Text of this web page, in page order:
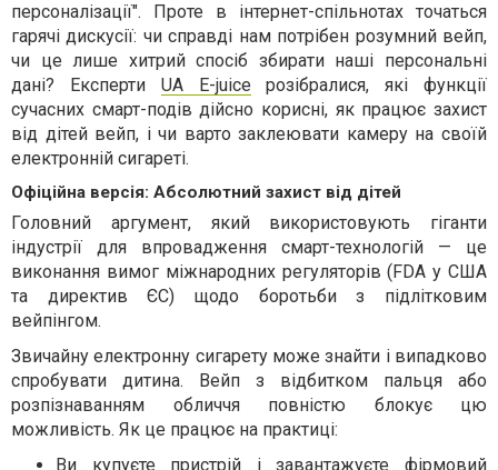
персоналізації". Проте в інтернет-спільнотах точаться
гарячі дискусії: чи справді нам потрібен розумний вейп,
чи це лише хитрий спосіб збирати наші персональні
дані? Експерти UA E-juice розібралися, які функції
сучасних смарт-подів дійсно корисні, як працює захист
від дітей вейп, і чи варто заклеювати камеру на своїй
електронній сигареті.
Офіційна версія: Абсолютний захист від дітей
Головний аргумент, який використовують гіганти
індустрії для впровадження смарт-технологій — це
виконання вимог міжнародних регуляторів (FDA у США
та директив ЄС) щодо боротьби з підлітковим
вейпінгом.
Звичайну електронну сигарету може знайти і випадково
спробувати дитина. Вейп з відбитком пальця або
розпізнаванням обличчя повністю блокує цю
можливість. Як це працює на практиці:
Ви купуєте пристрій і завантажуєте фірмовий